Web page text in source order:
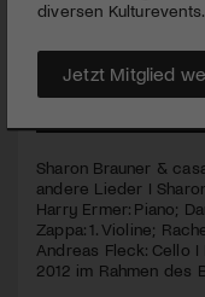
handgemachtem
Schweiz.
MEHR
Sharon Brauner &
andere Lieder I
Harry Ermer: Piano;
Zappa: 1. Violine;
Andreas Fleck: Cello
2012 im Rahmen des
diversen Kulturevents.
Jetzt Mitglied